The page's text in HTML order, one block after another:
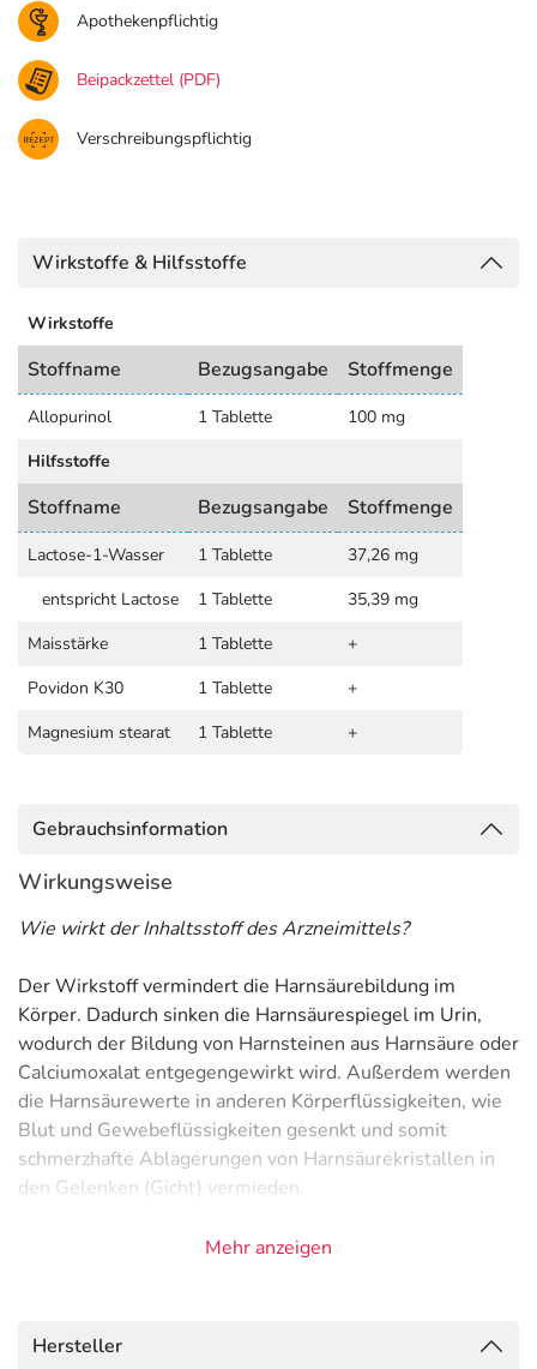
Apothekenpflichtig
Beipackzettel (PDF)
Verschreibungspflichtig
Wirkstoffe & Hilfsstoffe
Wirkstoffe
Stoffname Bezugsangabe Stoffmenge
Allopurinol 1 Tablette
100 mg
Hilfsstoffe
Stoffname Bezugsangabe Stoffmenge
Lactose-1-Wasser 1 Tablette
37,26 mg
entspricht Lactose
1 Tablette
35,39 mg
Maisstärke
1 Tablette
+
Povidon K30
1 Tablette
+
Magnesium stearat
1 Tablette +
Gebrauchsinformation
Wirkungsweise
Wie wirkt der Inhaltsstoff des Arzneimittels?
Der Wirkstoff vermindert die Harnsäurebildung im
Körper. Dadurch sinken die Harnsäurespiegel im Urin,
wodurch der Bildung von Harnsteinen aus Harnsäure oder
Calciumoxalat entgegengewirkt wird. Außerdem werden
die Harnsäurewerte in anderen Körperflüssigkeiten, wie
Blut und Gewebeflüssigkeiten gesenkt und somit
schmerzhafte Ablagerungen von Harnsäurekristallen in
den Gelenken (Gicht) vermieden.
Anwendungsgebiete
- Lesch-Nyhan-Syndrom (Hypoxanthin-Guanin-
Mehr anzeigen
Hersteller